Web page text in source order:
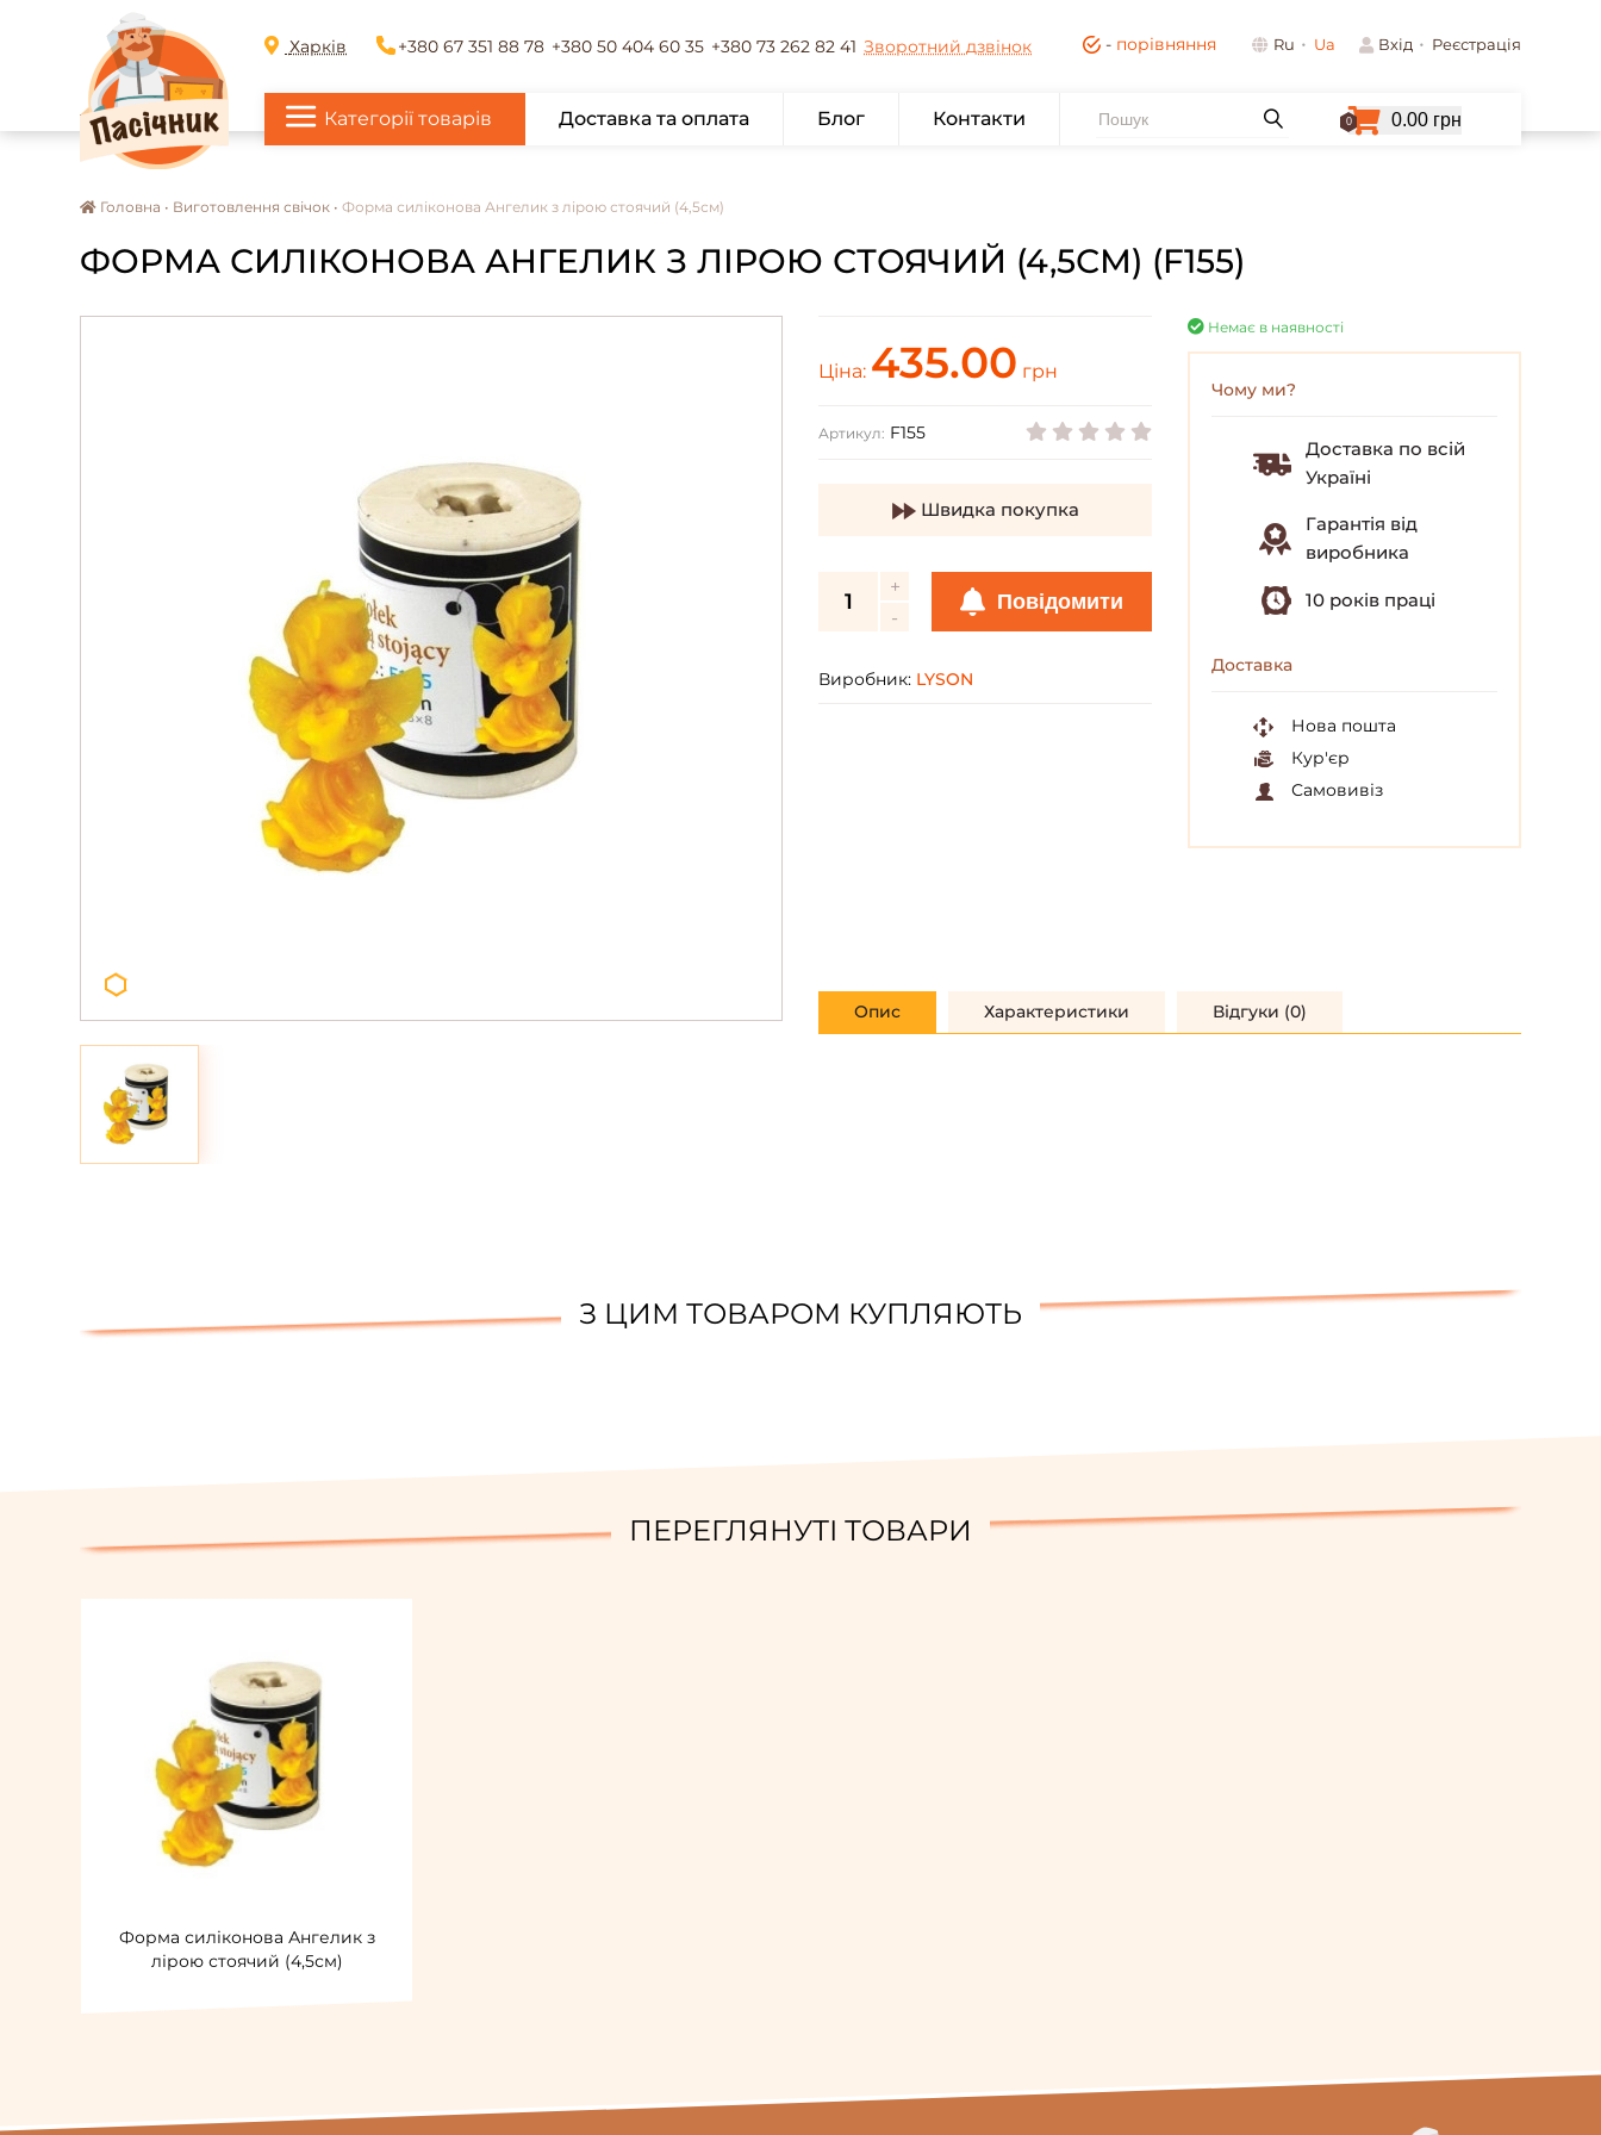
Харків +380 67 351 88 78 +380 50 404 60 35 +380 73 262 82 41 Зворотний дзвінок - порівняння Ru Ua Вхід Реєстрація
Категорії товарів Доставка та оплата Блог Контакти 0 0.00 грн
Головна • Виготовлення свічок • Форма силіконова Ангелик з лірою стоячий (4,5см)
ФОРМА СИЛІКОНОВА АНГЕЛИК З ЛІРОЮ СТОЯЧИЙ (4,5СМ) (F155)
Ціна: 435.00 грн
Артикул: F155
Швидка покупка
Повідомити
Виробник: LYSON
Немає в наявності
Чому ми?
Доставка по всій
Україні
Гарантія від
виробника
10 років праці
Доставка
Нова пошта
Кур'єр
Самовивіз
Опис Характеристики Відгуки (0)
З ЦИМ ТОВАРОМ КУПЛЯЮТЬ
ПЕРЕГЛЯНУТІ ТОВАРИ
Форма силіконова Ангелик з
лірою стоячий (4,5см)